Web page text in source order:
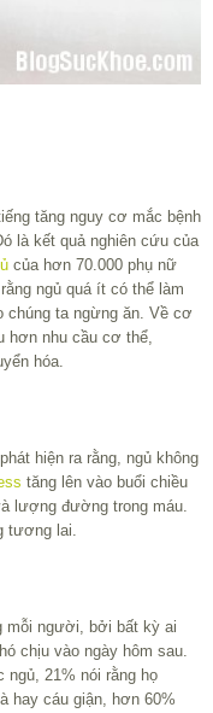
tăng nguy cơ mắc bệnh
là kết quả nghiên cứu của
của hơn 70.000 phụ nữ
ngủ quá ít có thể làm
chúng ta ngừng ăn. Về cơ
hơn nhu cầu cơ thể,
hóa.
hiện ra rằng, ngủ không
tăng lên vào buổi chiều
lượng đường trong máu.
tương lai.
mỗi người, bởi bất kỳ ai
chịu vào ngày hôm sau.
21% nói rằng họ
hay cáu giận, hơn 60%